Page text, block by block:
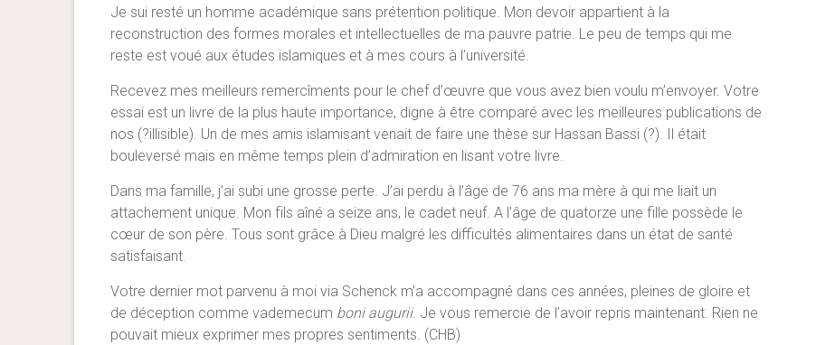
Je sui resté un homme académique sans prétention politique. Mon devoir appartient à la
reconstruction des formes morales et intellectuelles de ma pauvre patrie. Le peu de temps qui me
reste est voué aux études islamiques et à mes cours à l’université.
Recevez mes meilleurs remercîments pour le chef d’œuvre que vous avez bien voulu m’envoyer. Votre
essai est un livre de la plus haute importance, digne à être comparé avec les meilleures publications de
nos (?illisible). Un de mes amis islamisant venait de faire une thèse sur Hassan Bassi (?). Il était
bouleversé mais en même temps plein d’admiration en lisant votre livre.
Dans ma famille, j’ai subi une grosse perte. J’ai perdu à l’âge de 76 ans ma mère à qui me liait un
attachement unique. Mon fils aîné a seize ans, le cadet neuf. A l’âge de quatorze une fille possède le
cœur de son père. Tous sont grâce à Dieu malgré les difficultés alimentaires dans un état de santé
satisfaisant.
Votre dernier mot parvenu à moi via Schenck m’a accompagné dans ces années, pleines de gloire et
de déception comme vademecum boni augurii. Je vous remercie de l’avoir repris maintenant. Rien ne
pouvait mieux exprimer mes propres sentiments. (CHB)